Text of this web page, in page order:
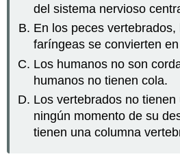
del sistema nervioso
En los peces
faríngeas se convierten
Los humanos no son
humanos no tienen cola.
Los vertebrados no
ningún momento de su
tienen una columna